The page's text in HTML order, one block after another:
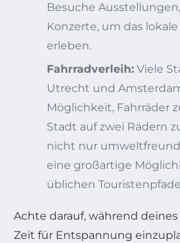
Besuche
Konzerte, um das
erleben.
Fahrradverleih: Viele
Utrecht und
Möglichkeit, Fahrräder
Stadt auf zwei Rädern
nicht nur
eine großartige
üblichen
Achte darauf, während
Zeit für Entspannung